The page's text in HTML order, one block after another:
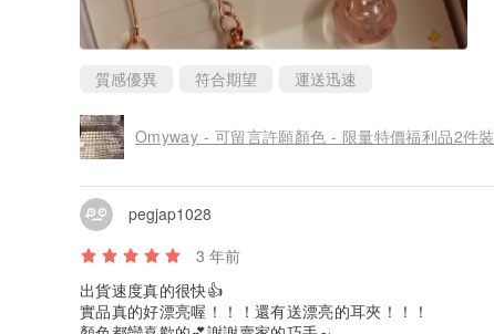
質感優異 符合期望 運送迅速
Omyway - 可留言許願顏色 - 限量特價福利品2件裝
pegjap1028
3 年前
出貨速度真的很快👍
實品真的好漂亮喔！！！還有送漂亮的耳夾！！！